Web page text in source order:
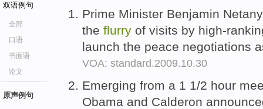
双语例句
全部
口语
书面语
论文
原声例句
Prime Minister Benjamin
the flurry of visits by high-
launch the peace negotiations
VOA: standard.2009.10.30
Emerging from a 1 1/2 hour
Obama and Calderon